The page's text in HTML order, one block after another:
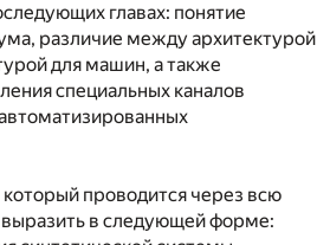
главах: понятие
различие между архитектурой
для машин, а также
специальных каналов
проводится через всю
в следующей форме: